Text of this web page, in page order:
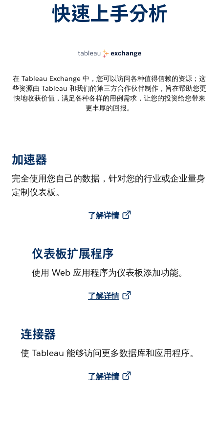
快速上手分析
在 Tableau Exchange 中，您可以访问各种值得信赖的资源；这
些资源由 Tableau 和我们的第三方合作伙伴制作，旨在帮助您更
快地收获价值，满足各种各样的用例需求，让您的投资给您带来
更丰厚的回报。
加速器
完全使用您自己的数据，针对您的行业或企业量身
定制仪表板。
了解详情
仪表板扩展程序
使用 Web 应用程序为仪表板添加功能。
了解详情
连接器
使 Tableau 能够访问更多数据库和应用程序。
了解详情